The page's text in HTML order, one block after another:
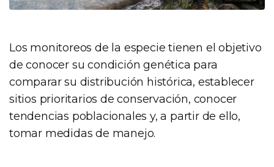
Los monitoreos de la especie tienen el objetivo
de conocer su condición genética para
comparar su distribución histórica, establecer
sitios prioritarios de conservación, conocer
tendencias poblacionales y, a partir de ello,
tomar medidas de manejo.